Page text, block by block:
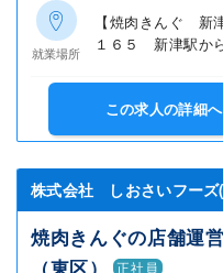
就業場所
【焼肉きんぐ 新
１６５ 新津駅か
この求人の詳細へ
株式会社 しおさいフーズ
焼肉きんぐの店舗運
（東区）
正社員